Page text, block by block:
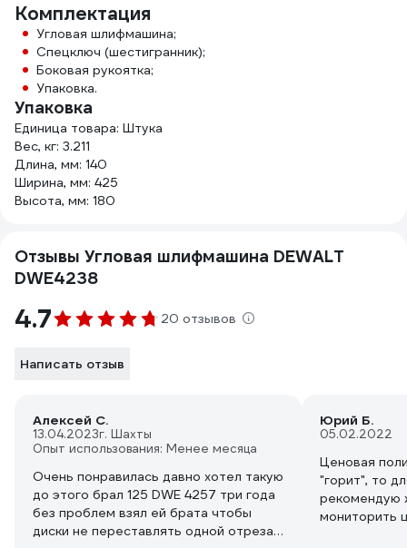
Комплектация
Угловая шлифмашина;
Спецключ (шестигранник);
Боковая рукоятка;
Упаковка.
Упаковка
Единица товара: Штука
Вес, кг: 3.211
Длина, мм: 140
Ширина, мм: 425
Высота, мм: 180
Отзывы Угловая шлифмашина DEWALT
DWE4238
4.7 20 отзывов
Написать отзыв
Алексей С.
13.04.2023г. Шахты
Опыт использования: Менее месяца
Очень понравилась давно хотел такую
до этого брал 125 DWE 4257 три года
без проблем взял ей брата чтобы
диски не переставлять одной отрезал
Юрий Б.
05.02.2022
Ценовая
"горит", то
рекомендую
мониторить